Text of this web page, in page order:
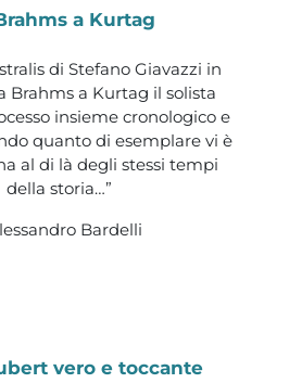
a Kurtag
di Stefano Giavazzi in
Brahms a Kurtag il solista
insieme cronologico e
quanto di esemplare vi è
al di là degli stessi tempi
della storia…”
Bardelli
vero e toccante